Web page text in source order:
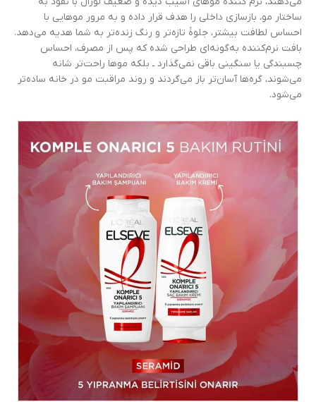
ساختار مو، بازسازی داخلی را هدف قرار داده و به مرور موهایی با
احساس لطافت بیشتر، جلوهٔ تازه‌تر و رنگ زنده‌تر به شما هدیه می‌دهد.
بافت نرم‌کننده به‌گونه‌ای طراحی شده که پس از مصرف، احساس
چسبندگی یا سنگینی باقی نمی‌گذارد ـ بلکه موها راحت‌تر شانه
می‌شوند، گره‌ها آسان‌تر باز می‌گردند و روند مراقبت مو در خانه ساده‌تر
می‌شود.